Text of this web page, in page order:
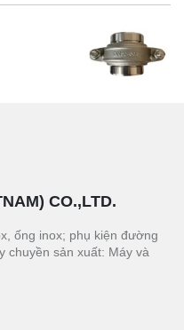
CO.,LTD.
ống inox; phụ kiện đường
chuyền sản xuất: Máy và